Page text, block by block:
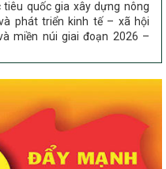
phát triển kinh tế – xã hội
miền núi giai đoạn 2026 –
mục tiêu quốc gia xây dựng
và phát triển kinh tế – xã
và miền núi giai đoạn 2026 –
trình mục tiều quốc gia xây